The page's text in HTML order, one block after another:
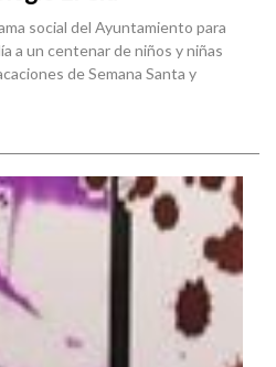
social del Ayuntamiento para
a un centenar de niños y niñas
de Semana Santa y